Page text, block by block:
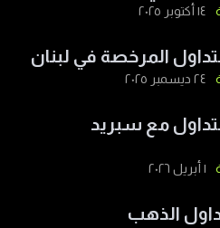
١٤ أكتوبر ٢٠٢٥
المرخصة في لبنان
٢٤ ديسمبر ٢٠٢٥
مع سبريد
١ أبريل ٢٠٢٦
الذهب